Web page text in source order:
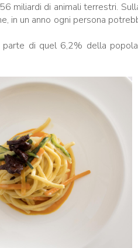
miliardi di animali terrestri.
in un anno ogni persona
di quel 6,2% della